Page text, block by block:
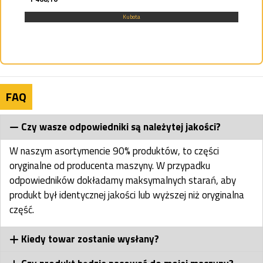
Kubota
FAQ
Czy wasze odpowiedniki są należytej jakości?
W naszym asortymencie 90% produktów, to części
oryginalne od producenta maszyny. W przypadku
odpowiedników dokładamy maksymalnych starań, aby
produkt był identycznej jakości lub wyższej niż oryginalna
część.
Kiedy towar zostanie wysłany?